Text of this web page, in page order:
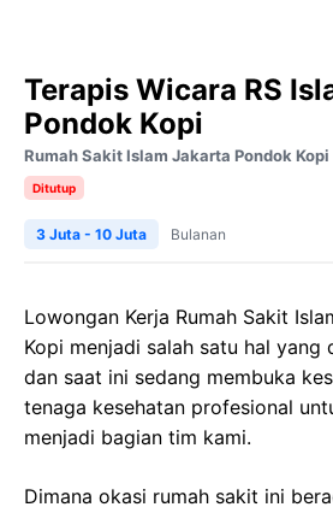
Terapis Wicara RS
Pondok Kopi
Rumah Sakit Islam Jakarta Pondok Kopi
Ditutup
3 Juta - 10 Juta Bulanan
Lowongan Kerja Rumah Sakit
Kopi menjadi salah satu hal yang
dan saat ini sedang membuka
tenaga kesehatan profesional
menjadi bagian tim kami.
Dimana okasi rumah sakit ini